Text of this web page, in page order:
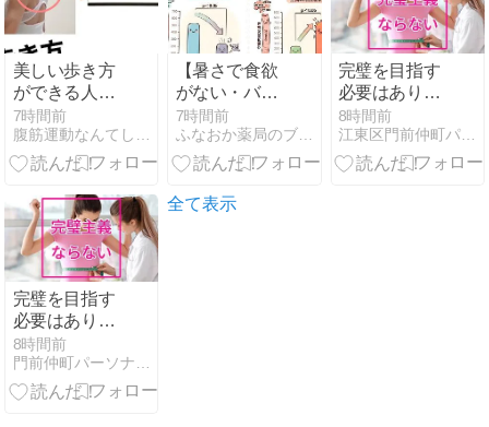
美しい歩き方
ができる人の
秘密と、食事
制限なしで痩
せてびっくり
7時間前
【暑さで食欲
がない・バテ
る】の正体！
異常な暑さが
腸内を酸化さ
は？ ふなおか
7時間前
完璧を目指す
必要はありま
せん
8時間前
江東区門前仲町パーソナルトレーニング ダイエット・肩こり
完璧を目指す
必要はありま
せん
8時間前
全て表示